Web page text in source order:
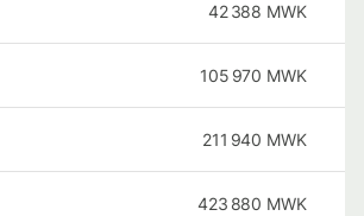
42 388 MWK
105 970 MWK
211 940 MWK
423 880 MWK